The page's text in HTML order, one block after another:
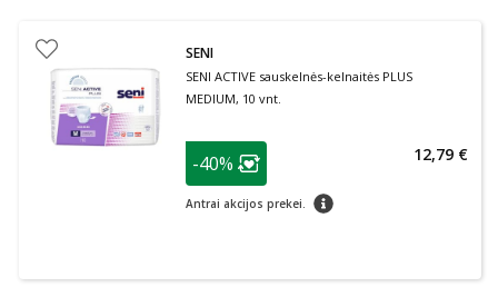
SENI
SENI ACTIVE sauskelnės-kelnaitės PLUS
MEDIUM, 10 vnt.
patarimas
Lojalumo klubo narių nuolaida
-40%
Antrai akcijos prekei. patarimas
12,79 €